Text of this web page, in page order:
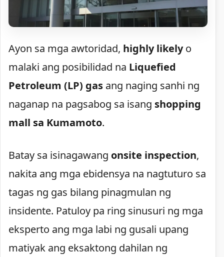
Ayon sa mga awtoridad, highly likelyo
malaki ang posibilidad na Liquefied
Petroleum (LP) gas ang naging sanhi ng
naganap na pagsabog sa isang shopping
mall sa Kumamoto.
Batay sa isinagawang onsite inspection,
nakita ang mga ebidensya na nagtuturo sa
tagas ng gas bilang pinagmulan ng
insidente. Patuloy pa ring sinusuri ng mga
eksperto ang mga labi ng gusali upang
matiyak ang eksaktong dahilan ng